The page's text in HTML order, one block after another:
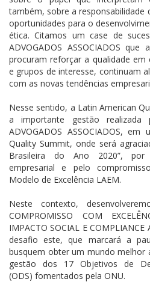
também, sobre a responsabilidade
oportunidades para o
ética. Citamos um case de
ADVOGADOS ASSOCIADOS
procuram reforçar a qualidade em
e grupos de interesse, continuam
com as novas tendências
Nesse sentido, a Latin American
a importante gestão realizada
ADVOGADOS ASSOCIADOS,
Quality Summit, onde será
Brasileira do Ano 2020”, por
empresarial e pelo
Modelo de Excelência LAEM.
Neste contexto,
COMPROMISSO COM
IMPACTO SOCIAL E COMPLIANCE
desafio este, que marcará a
busquem obter um mundo melhor
gestão dos 17 Objetivos de
(ODS) fomentados pela ONU.